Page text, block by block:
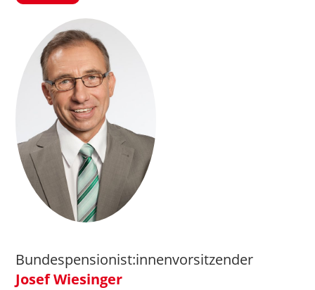
Bundespensionist:innenvorsitzender
Josef Wiesinger